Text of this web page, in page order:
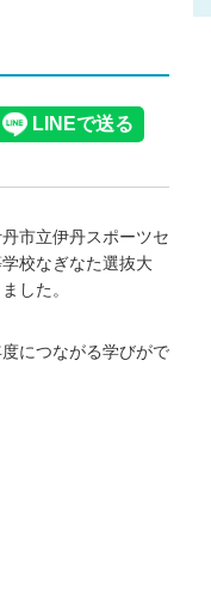
市立伊丹スポーツセ
校なぎなた選抜大
した。
につながる学びがで